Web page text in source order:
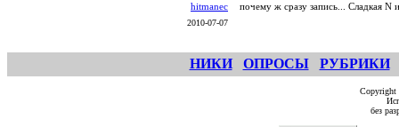
hitmanec
2010-07-07
почему ж сразу запись... Сладкая N
НИКИ ОПРОСЫ РУБРИКИ
без